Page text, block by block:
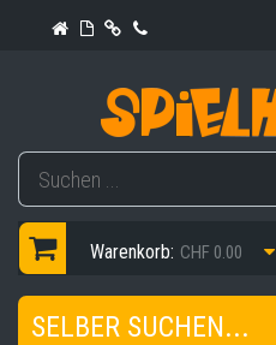
Warenkorb: CHF 0.00
SELBER SUCHEN...